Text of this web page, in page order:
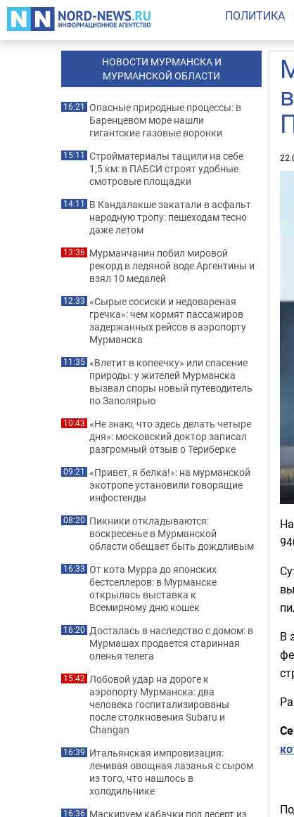
ПОЛИТИКА
В
НОВОСТИ МУРМАНСКА И
МУРМАНСКОЙ ОБЛАСТИ
16:21 Опасные природные процессы: в
Баренцевом море нашли
гигантские газовые воронки
15:11 Стройматериалы тащили на себе
1,5 км: в ПАБСИ строят удобные
смотровые площадки
14:11 В Кандалакше закатали в асфальт
народную тропу: пешеходам тесно
даже летом
13:36 Мурманчанин побил мировой
рекорд в ледяной воде Аргентины и
взял 10 медалей
12:33 «Сырые сосиски и недовареная
гречка»: чем кормят пассажиров
задержанных рейсов в аэропорту
Мурманска
11:35 «Влетит в копеечку» или спасение
природы: у жителей Мурманска
вызвал споры новый путеводитель
по Заполярью
10:43 «Не знаю, что здесь делать четыре
дня»: московский доктор записал
разгромный отзыв о Териберке
09:21 «Привет, я белка!»: на мурманской
экотропе установили говорящие
инфостенды
08:20 Пикники откладываются:
воскресенье в Мурманской
области обещает быть дождливым
16:33 От кота Мурра до японских
бестселлеров: в Мурманске
открылась выставка к
Всемирному дню кошек
16:20 Досталась в наследство с домом: в
Мурмашах продается старинная
оленья телега
15:42 Лобовой удар на дороге к
аэропорту Мурманска: два
человека госпитализированы
после столкновения Subaru и
Changan
16:39 Итальянская импровизация:
ленивая овощная лазанья с сыром
из того, что нашлось в
холодильнике
16:36 Маскируем кабачки под десерт из